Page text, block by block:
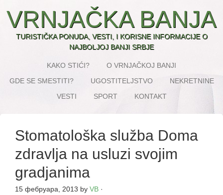
VRNJAČKA BANJA
TURISTIČKA PONUDA, VESTI, I KORISNE INFORMACIJE O
NAJBOLJOJ BANJI SRBJE
KAKO STIĆI?
O VRNJAČKOJ BANJI
GDE SE SMESTITI?
UGOSTITELJSTVO
NEKRETNINE
VESTI
SPORT KONTAKT
Stomatološka služba Doma
zdravlja na usluzi svojim
gradjanima
15 фебруара, 2013 by VB ·